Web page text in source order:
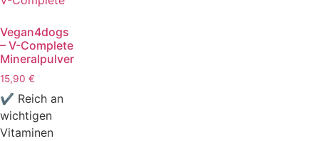
Vegan4dogs
– V-Complete
Mineralpulver
15,90 €
✔ Reich an
wichtigen
Vitaminen